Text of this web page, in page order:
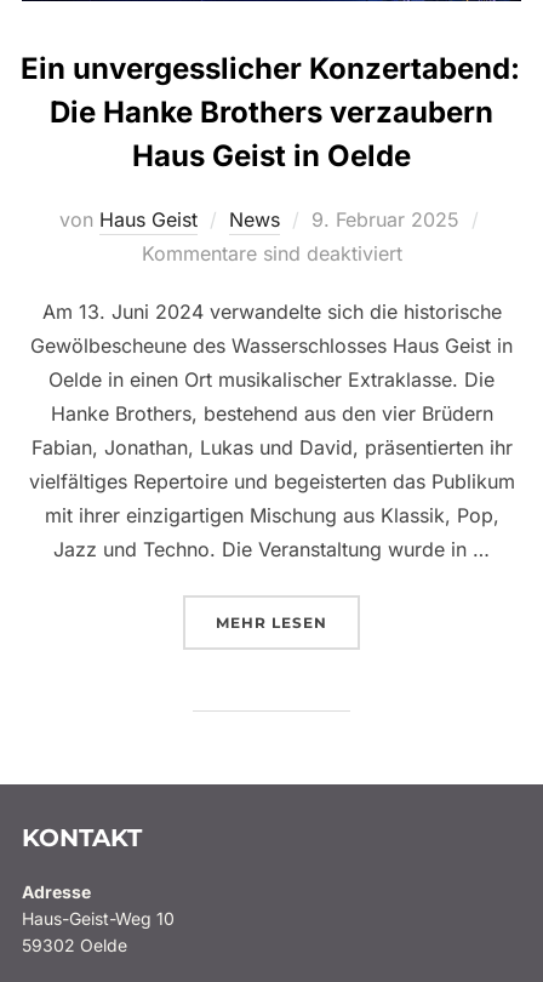
Ein unvergesslicher Konzertabend:
Die Hanke Brothers verzaubern
Haus Geist in Oelde
von Haus Geist News
Veröffentlicht
am
9. Februar 2025
Kommentare sind deaktiviert
Am 13. Juni 2024 verwandelte sich die historische
Gewölbescheune des Wasserschlosses Haus Geist in
Oelde in einen Ort musikalischer Extraklasse. Die
Hanke Brothers, bestehend aus den vier Brüdern
Fabian, Jonathan, Lukas und David, präsentierten ihr
vielfältiges Repertoire und begeisterten das Publikum
mit ihrer einzigartigen Mischung aus Klassik, Pop,
Jazz und Techno. Die Veranstaltung wurde in …
MEHR ÜBER „EIN
LESEN
KONTAKT
Adresse
Haus-Geist-Weg 10
59302 Oelde